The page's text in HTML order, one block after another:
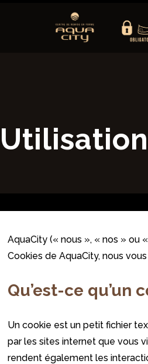
AquaCity (« nous », « nos » ou
Cookies de AquaCity, nous
Qu’est-ce qu’un
Un cookie est un petit fichier
par les sites internet que vous
rendent également les